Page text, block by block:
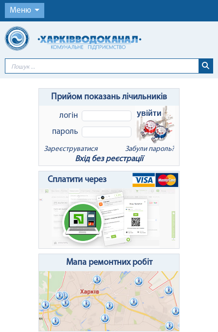
Меню
Прийом показань лічильників
логін
пароль
увійти
Зареєструватися Забули пароль?
Вхід без реєстрації
Відновлення пароля x
Для відновлення пароля введіть Ваш
логін або e-mail:
Очистити поле Надіслати
Сплатити через
Мапа ремонтних робіт